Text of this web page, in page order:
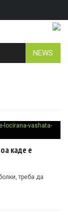
NEWS
каде е
треба да